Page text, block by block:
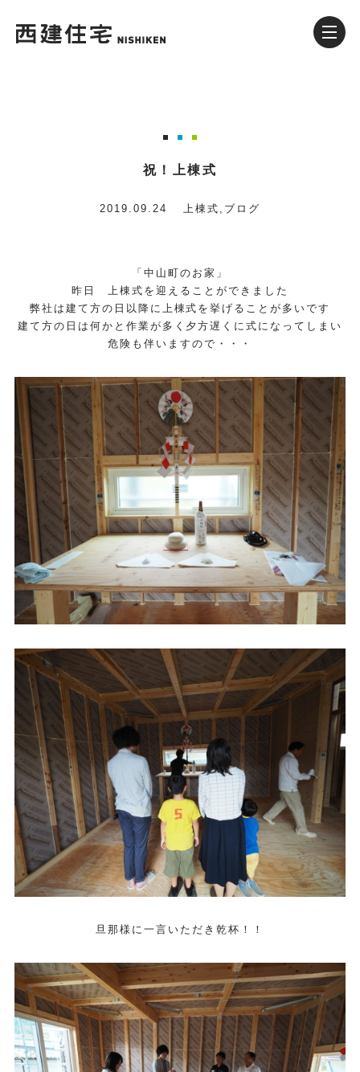
祝！上棟式
2019.09.24 上棟式 ブログ
「中山町のお家」
昨日 上棟式を迎えることができました
弊社は建て方の日以降に上棟式を挙げることが多いです
建て方の日は何かと作業が多く夕方遅くに式になってしまい
危険も伴いますので・・・
旦那様に一言いただき乾杯！！